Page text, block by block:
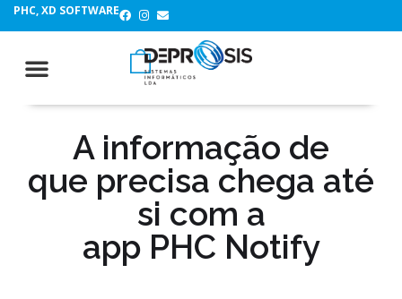
PHC, XD SOFTWARE
A informação de
que precisa chega até
si com a
app PHC Notify